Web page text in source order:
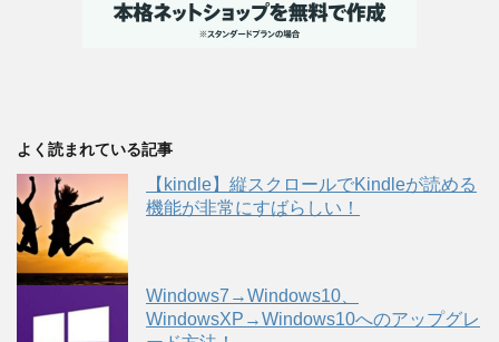
よく読まれている記事
【kindle】縦スクロールでKindleが読める
機能が非常にすばらしい！
Windows7→Windows10、
WindowsXP→Windows10へのアップグレ